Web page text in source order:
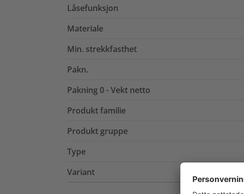
Låsefunksjon
Materiale
Min. strekkfasthet
Pakn.
Pakning 0 - Vekt netto
Produkt familie
Produkt gruppe
Type
Variant